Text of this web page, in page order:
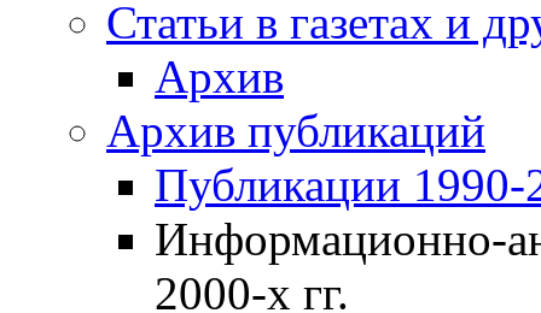
Статьи в газетах и
Архив
Архив публикаций
Публикации 1990-
Информационно-
2000-х гг.